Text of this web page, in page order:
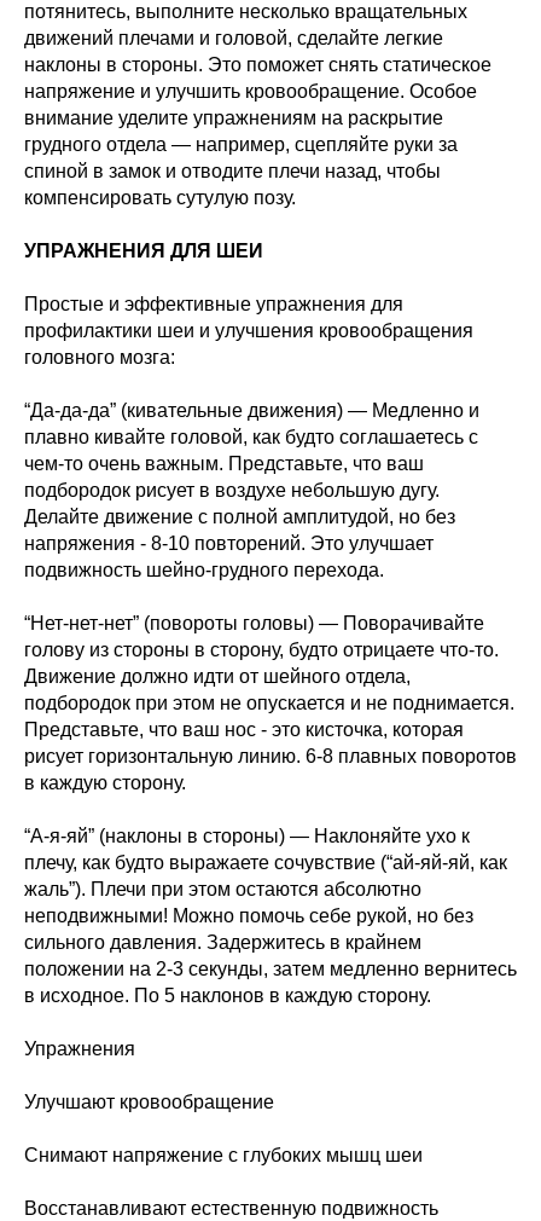
потянитесь, выполните несколько вращательных
движений плечами и головой, сделайте легкие
наклоны в стороны. Это поможет снять статическое
напряжение и улучшить кровообращение. Особое
внимание уделите упражнениям на раскрытие
грудного отдела — например, сцепляйте руки за
спиной в замок и отводите плечи назад, чтобы
компенсировать сутулую позу.
УПРАЖНЕНИЯ ДЛЯ ШЕИ
Простые и эффективные упражнения для
профилактики шеи и улучшения кровообращения
головного мозга:
“Да-да-да” (кивательные движения) — Медленно и
плавно кивайте головой, как будто соглашаетесь с
чем-то очень важным. Представьте, что ваш
подбородок рисует в воздухе небольшую дугу.
Делайте движение с полной амплитудой, но без
напряжения - 8-10 повторений. Это улучшает
подвижность шейно-грудного перехода.
“Нет-нет-нет” (повороты головы) — Поворачивайте
голову из стороны в сторону, будто отрицаете что-то.
Движение должно идти от шейного отдела,
подбородок при этом не опускается и не поднимается.
Представьте, что ваш нос - это кисточка, которая
рисует горизонтальную линию. 6-8 плавных поворотов
в каждую сторону.
“А-я-яй” (наклоны в стороны) — Наклоняйте ухо к
плечу, как будто выражаете сочувствие (“ай-яй-яй, как
жаль”). Плечи при этом остаются абсолютно
неподвижными! Можно помочь себе рукой, но без
сильного давления. Задержитесь в крайнем
положении на 2-3 секунды, затем медленно вернитесь
в исходное. По 5 наклонов в каждую сторону.
Упражнения
Улучшают кровообращение
Снимают напряжение с глубоких мышц шеи
Восстанавливают естественную подвижность